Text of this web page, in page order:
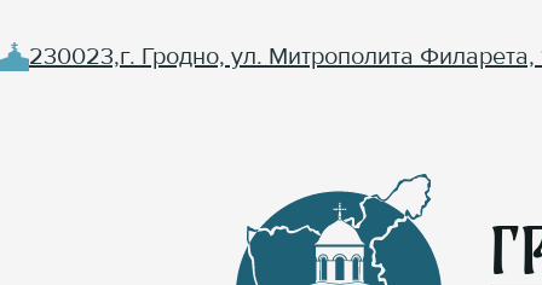
230023,г. Гродно, ул. Митрополита Филарета,